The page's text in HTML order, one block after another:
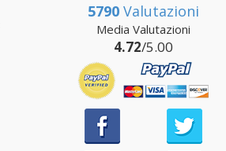
5790 Valutazioni
Media Valutazioni
4.72/5.00